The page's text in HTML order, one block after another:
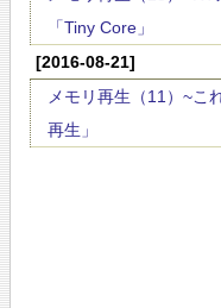
「Tiny Core」
[2016-08-21]
メモリ再生（11）~こ
再生」